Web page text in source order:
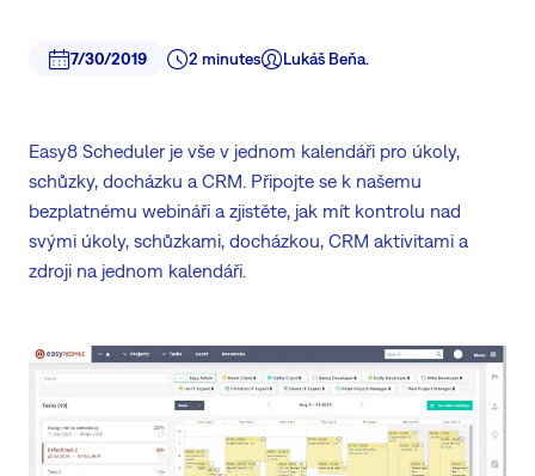
7/30/2019 2 minutes Lukáš Beňa.
Easy8 Scheduler je vše v jednom kalendáři pro úkoly,
schůzky, docházku a CRM. Připojte se k našemu
bezplatnému webináři a zjistěte, jak mít kontrolu nad
svými úkoly, schůzkami, docházkou, CRM aktivitami a
zdroji na jednom kalendáři.